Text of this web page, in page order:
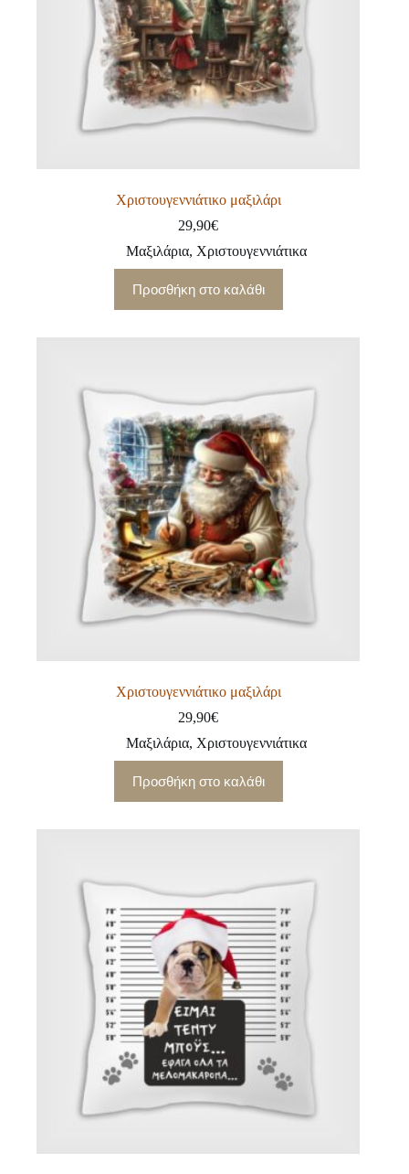
Χριστουγεννιάτικο μαξιλάρι
29,90€
Μαξιλάρια, Χριστουγεννιάτικα
Προσθήκη στο καλάθι
Χριστουγεννιάτικο μαξιλάρι
29,90€
Μαξιλάρια,Χριστουγεννιάτικα
Προσθήκη στο καλάθι